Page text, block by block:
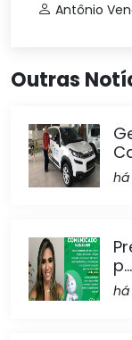
Antônio
Outras
há
p...
há